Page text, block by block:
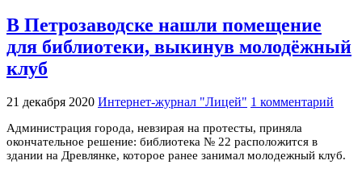
В Петрозаводске нашли помещение
для библиотеки, выкинув молодёжный
клуб
21 декабря 2020 Интернет-журнал "Лицей" 1 комментарий
Администрация города, невзирая на протесты, приняла
окончательное решение: библиотека № 22 расположится в
здании на Древлянке, которое ранее занимал молодежный клуб.